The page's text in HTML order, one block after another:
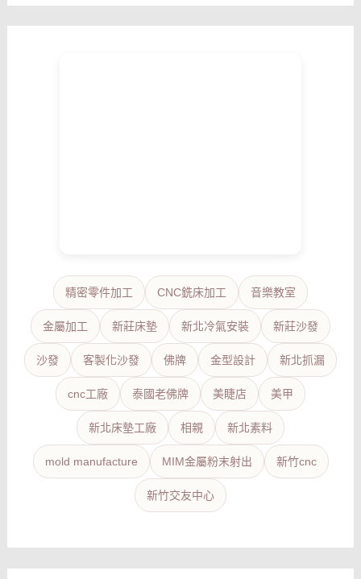
精密零件加工 CNC銑床加工 音樂教室
金屬加工 新莊床墊 新北冷氣安裝 新莊沙發
沙發 客製化沙發 佛牌 金型設計 新北抓漏
cnc工廠 泰國老佛牌 美睫店 美甲
新北床墊工廠 相親 新北素料
mold manufacture MIM金屬粉末射出 新竹cnc
新竹交友中心